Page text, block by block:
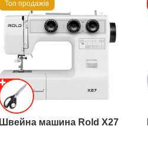
Топ продажів
Швейна машина Rold X27